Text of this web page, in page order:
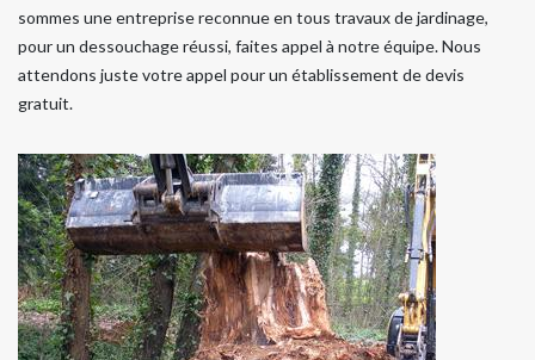
sommes une entreprise reconnue en tous travaux de jardinage,
pour un dessouchage réussi, faites appel à notre équipe. Nous
attendons juste votre appel pour un établissement de devis
gratuit.